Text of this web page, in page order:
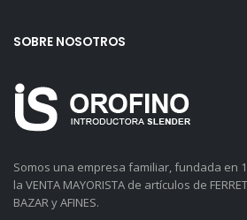
SOBRE NOSOTROS
Somos una empresa familiar, fundada en
la VENTA MAYORISTA de artículos de
BAZAR y AFINES.